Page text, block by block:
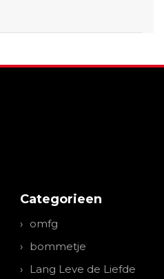
Categorieen
omfg
bommetje
Lang Leve de Liefde